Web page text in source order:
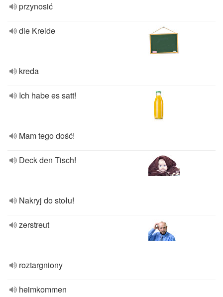
przynosić
die Kreide
kreda
Ich habe es satt!
Mam tego dość!
Deck den Tisch!
Nakryj do stołu!
zerstreut
roztargniony
heimkommen